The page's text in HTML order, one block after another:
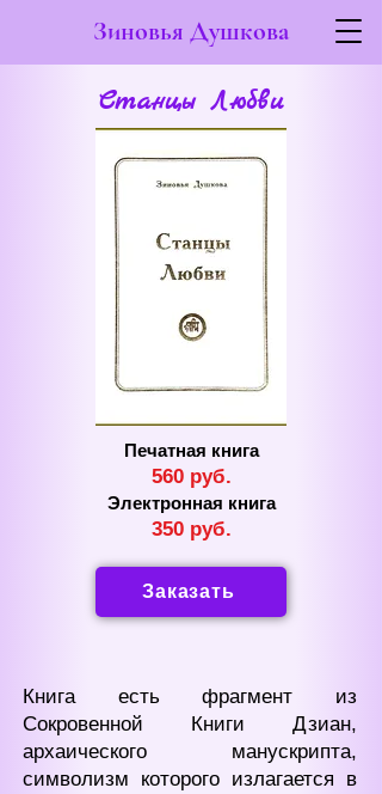
Зиновья Душкова
Станцы Любви
Печатная книга
560 руб.
Электронная книга
350 руб.
Заказать
Книга есть фрагмент из
Сокровенной Книги Дзиан,
архаического манускрипта,
символизм которого излагается в